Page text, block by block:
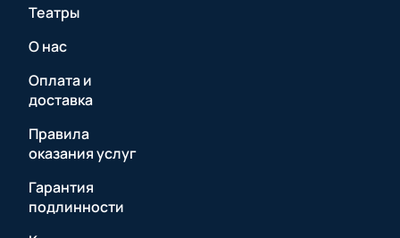
Театры
О нас
Оплата и
доставка
Правила
оказания услуг
Гарантия
подлинности